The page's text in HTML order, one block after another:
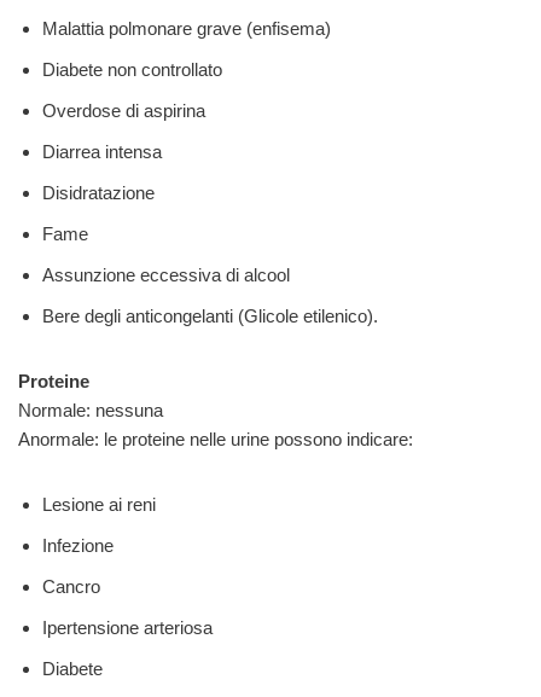
Malattia polmonare grave (enfisema)
Diabete non controllato
Overdose di aspirina
Diarrea intensa
Disidratazione
Fame
Assunzione eccessiva di alcool
Bere degli anticongelanti (Glicole etilenico).
Proteine
Normale: nessuna
Anormale: le proteine nelle urine possono indicare:
Lesione ai reni
Infezione
Cancro
Ipertensione arteriosa
Diabete